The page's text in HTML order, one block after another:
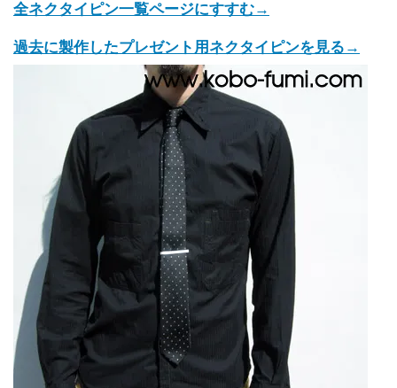
全ネクタイピン一覧ページにすすむ→
過去に製作したプレゼント用ネクタイピンを見る→